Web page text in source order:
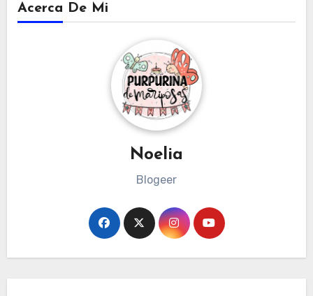
Acerca De Mi
Noelia
Blogeer